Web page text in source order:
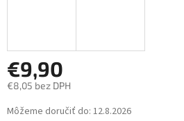
€9,90
€8,05 bez DPH
Jednotková
cena:
Môžeme doručiť do: 12.8.2026